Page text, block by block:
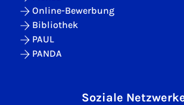
Online-Bewerbung
Bibliothek
PAUL
PANDA
Soziale